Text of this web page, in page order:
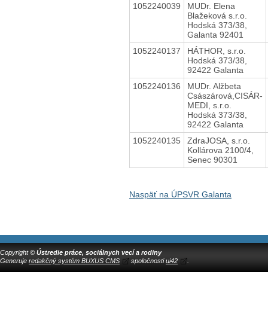
1052240039
MUDr. Elena
Blažeková s.r.o.
Hodská 373/38,
Galanta 92401
1052240137
HÁTHOR, s.r.o.
Hodská 373/38,
92422 Galanta
1052240136
MUDr. Alžbeta
Császárová,CISÁR-
MEDI, s.r.o.
Hodská 373/38,
92422 Galanta
1052240135
ZdraJOSA, s.r.o.
Kollárova 2100/4,
Senec 90301
Naspäť na ÚPSVR Galanta
Copyright © Ústredie práce, sociálnych vecí a rodiny
Generuje redakčný systém BUXUS CMS spoločnostiui42